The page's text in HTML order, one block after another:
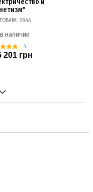
2846
наличии
4
201 грн